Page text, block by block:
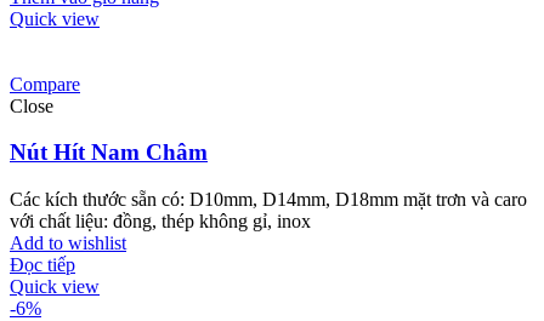
Quick view
Compare
Close
Nút Hít Nam Châm
Các kích thước sẵn có: D10mm, D14mm, D18mm mặt trơn và caro
với chất liệu: đồng, thép không gỉ, inox
Add to wishlist
Đọc tiếp
Quick view
-6%